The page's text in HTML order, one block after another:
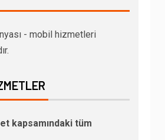
- mobil hizmetleri
kapsamındaki tüm